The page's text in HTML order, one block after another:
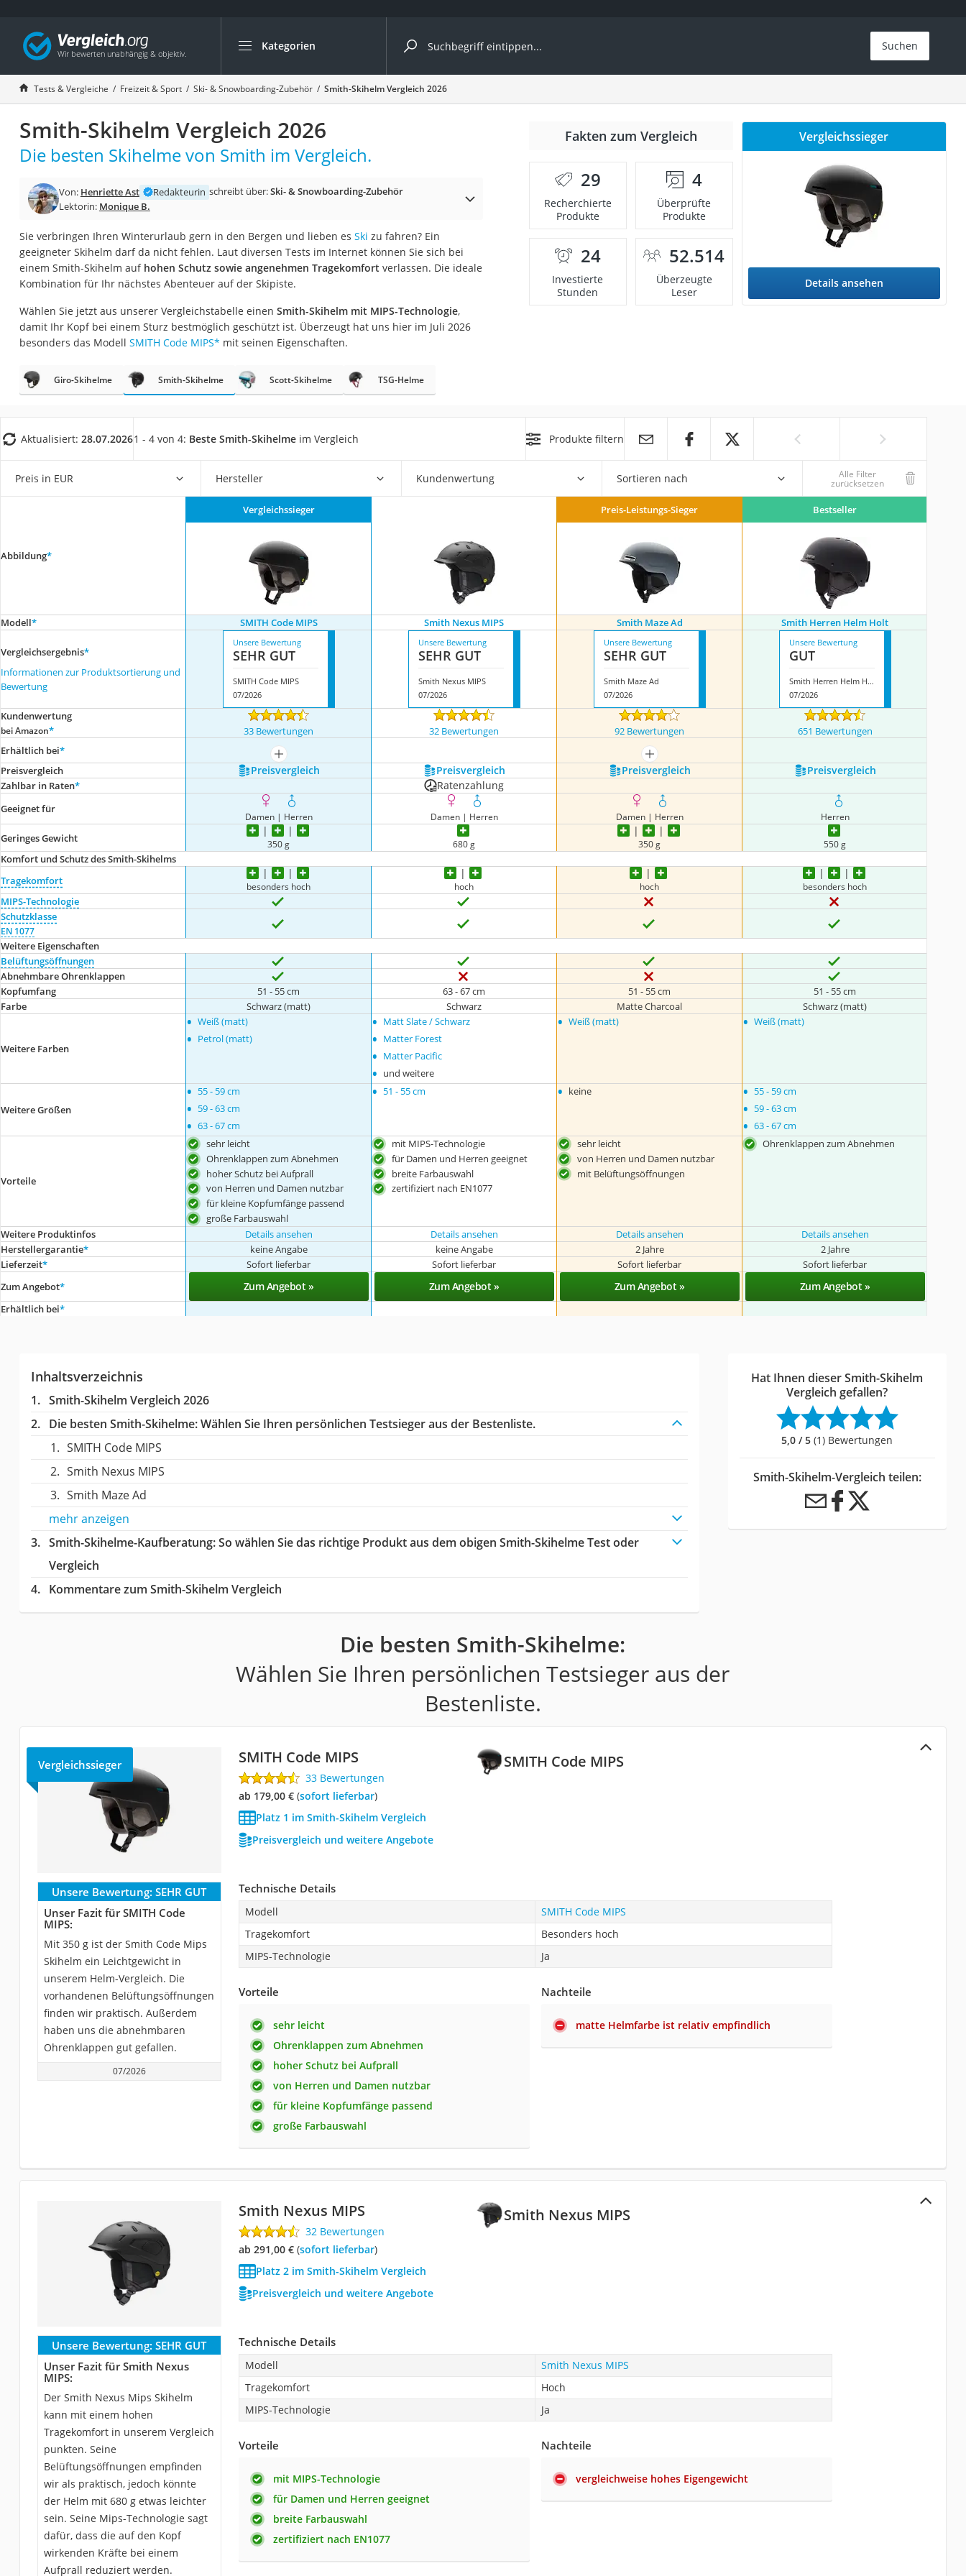
Kategorien
Die beliebtesten Vergleiche nach Kategorie
Freizeit & Sport
Gartentrampolin
Trampolin
Metalldetektor
Eufab-Fahrradträger
Trampolin 366 cm
Aluminium-Koffer
Futterboot
Air Bike
E-Bike-Dreirad
Trekkingschuhe Herren
Klimmzugstation
Faltschloss
Handgepäck-Koffer
Vibrationsplatte
Wanderschuhe Herren
Sicherheitsweste Reiten
Service
Suchen
Tests & Vergleiche Freizeit & Sport Ski- & Snowboarding-Zubehör Smith-Skihelm Vergleich 2026
Smith-Skihelm Vergleich 2026
Die besten Skihelme von Smith im Vergleich.
Von: Henriette Ast Redakteurin schreibt über:Ski- & Snowboarding-Zubehör
Lektorin: Monique B.
Sie verbringen Ihren Winterurlaub gern in den Bergen und lieben es Ski zu fahren? Ein
geeigneter Skihelm darf da nicht fehlen. Laut diversen Tests im Internet können Sie sich bei
einem Smith-Skihelm auf hohen Schutz sowie angenehmen Tragekomfort verlassen. Die ideale
Kombination für Ihr nächstes Abenteuer auf der Skipiste.
Wählen Sie jetzt aus unserer Vergleichstabelle einen Smith-Skihelm mit MIPS-Technologie,
damit Ihr Kopf bei einem Sturz bestmöglich geschützt ist. Überzeugt hat uns hier im Juli 2026
besonders das Modell SMITH Code MIPS* mit seinen Eigenschaften.
Fakten zum Vergleich
29
Recherchierte
Produkte
4
Überprüfte
Produkte
24
Investierte
Stunden
52.514
Überzeugte
Leser
Vergleichssieger
Details ansehen
Giro-Skihelme Smith-Skihelme Scott-Skihelme TSG-Helme
Aktualisiert: 28.07.20261 - 4 von 4: Beste Smith-Skihelme im Vergleich Produkte filtern
Preis in EUR Hersteller Kundenwertung Sortieren nach Alle Filter
zurücksetzen
Abbildung*
Vergleichssieger Preis-Leistungs-Sieger Bestseller
Modell* SMITH Code MIPS Smith Nexus MIPS Smith Maze Ad Smith Herren Helm Holt
Vergleichsergebnis*
Informationen zur Produktsortierung und
Bewertung
Unsere Bewertung
SEHR GUT
SMITH Code MIPS
07/2026
Unsere Bewertung
SEHR GUT
Smith Nexus MIPS
07/2026
Unsere Bewertung
SEHR GUT
Smith Maze Ad
07/2026
Unsere Bewertung
GUT
Smith Herren Helm Holt
07/2026
Kundenwertung
bei Amazon* 33 Bewertungen 32 Bewertungen 92 Bewertungen
651 Bewertungen
Erhältlich bei*
mehr anzeigen
mehr anzeigen
Preis­vergleich
Preis­vergleich Preis­vergleich Preis­vergleich Preis­vergleich
Zahlbar in Raten* Ratenzahlung
Geeignet für
Damen | Herren Damen | Herren Damen | Herren Herren
Geringes Gewicht 350 g 680 g 350 g 550 g
Komfort und Schutz des Smith-Skihelms
Tragekomfort
besonders hoch hoch hoch besonders hoch
MIPS-Technologie
Schutzklasse
EN 1077
Weitere Eigenschaften
Belüftungsöffnungen
Abnehmbare Ohrenklappen
Kopfumfang
51 - 55 cm 63 - 67 cm 51 - 55 cm
51 - 55 cm
Farbe
Schwarz (matt) Schwarz Matte Charcoal Schwarz (matt)
Weitere Farben
• Weiß (matt)
• Petrol (matt)
• Matt Slate / Schwarz
• Matter Forest
• Matter Pacific
• und weitere
• Weiß (matt) • Weiß (matt)
Weitere Größen
• 55 - 59 cm
• 59 - 63 cm
• 63 - 67 cm
• 51 - 55 cm • keine • 55 - 59 cm
• 59 - 63 cm
• 63 - 67 cm
Vorteile
sehr leicht
Ohrenklappen zum Abnehmen
hoher Schutz bei Aufprall
von Herren und Damen nutzbar
für kleine Kopfumfänge passend
große Farbauswahl
mit MIPS-Technologie
für Damen und Herren geeignet
breite Farbauswahl
zertifiziert nach EN1077
sehr leicht
von Herren und Damen nutzbar
mit Belüftungsöffnungen
Ohrenklappen zum Abnehmen
Weitere Produktinfos Details ansehen Details ansehen Details ansehen
Details ansehen
Herstellergarantie* keine Angabe keine Angabe 2 Jahre
2 Jahre
Lieferzeit* Sofort lieferbar Sofort lieferbar Sofort lieferbar
Sofort lieferbar
Zum Angebot* Zum Angebot » Zum Angebot » Zum Angebot » Zum Angebot »
Erhältlich bei*
Inhaltsverzeichnis
Smith-Skihelm Vergleich 2026
Die besten Smith-Skihelme:Wählen Sie Ihren persönlichen Testsieger aus der Bestenliste.
SMITH Code MIPS
Smith Nexus MIPS
Smith Maze Ad
mehr anzeigen
Smith-Skihelme-Kaufberatung: So wählen Sie das richtige Produkt aus dem obigen Smith-Skihelme Test oder
Vergleich
Kommentare zum Smith-Skihelm Vergleich
Hat Ihnen dieser Smith-Skihelm
Vergleich gefallen?
5,0 / 5 (1) Bewertungen
Smith-Skihelm-Vergleich teilen:
Die besten Smith-Skihelme:
Wählen Sie Ihren persönlichen Testsieger aus der
Bestenliste.
SMITH Code MIPS
Vergleichssieger SMITH Code MIPS
33 Bewertungen
ab 179,00 €( Sofort lieferbar)
Platz 1 im Smith-Skihelm Vergleich
Preisvergleich und weitere Angebote
Unsere Bewertung: SEHR GUT
Unser Fazit für SMITH Code
MIPS:
Mit 350 g ist der Smith Code Mips
Skihelm ein Leichtgewicht in
unserem Helm-Vergleich. Die
vorhandenen Belüftungsöffnungen
finden wir praktisch. Außerdem
haben uns die abnehmbaren
Ohrenklappen gut gefallen.
07/2026
Technische Details
Modell
SMITH Code MIPS
Tragekomfort
Besonders hoch
MIPS-Technologie
Ja
Vorteile
sehr leicht
Ohrenklappen zum Abnehmen
hoher Schutz bei Aufprall
von Herren und Damen nutzbar
für kleine Kopfumfänge passend
große Farbauswahl
Nachteile
matte Helmfarbe ist relativ empfindlich
Smith Nexus MIPS
Smith Nexus MIPS
32 Bewertungen
ab 291,00 €( Sofort lieferbar)
Platz 2 im Smith-Skihelm Vergleich
Preisvergleich und weitere Angebote
Unsere Bewertung: SEHR GUT
Unser Fazit für Smith Nexus
MIPS:
Der Smith Nexus Mips Skihelm
kann mit einem hohen
Tragekomfort in unserem Vergleich
punkten. Seine
Belüftungsöffnungen empfinden
wir als praktisch, jedoch könnte
der Helm mit 680 g etwas leichter
sein. Seine Mips-Technologie sagt
dafür, dass die auf den Kopf
wirkenden Kräfte bei einem
Aufprall reduziert werden.
Technische Details
Modell
Smith Nexus MIPS
Tragekomfort
Hoch
MIPS-Technologie
Ja
Vorteile
mit MIPS-Technologie
für Damen und Herren geeignet
breite Farbauswahl
zertifiziert nach EN1077
Nachteile
vergleichweise hohes Eigengewicht